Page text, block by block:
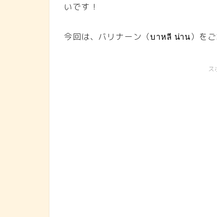
いです！
今回は、バリナーン（บาหลี น่าน）をご
ス